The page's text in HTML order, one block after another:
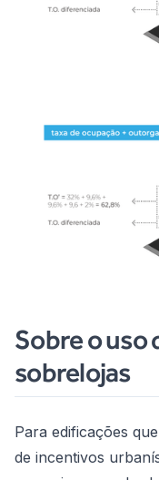
Sobre o uso
sobrelojas
Para edificações
de incentivos